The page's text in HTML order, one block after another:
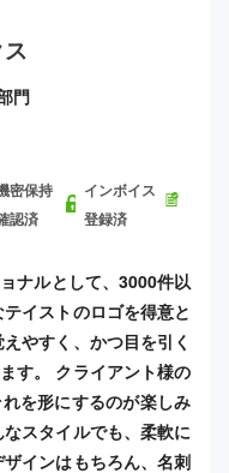
門
密保持
認済
インボイス
登録済
ナルとして、3000件以
イストのロゴを得意と
やすく、かつ目を引く
す。 クライアント様の
を形にするのが楽しみ
スタイルでも、柔軟に
インはもちろん、名刺